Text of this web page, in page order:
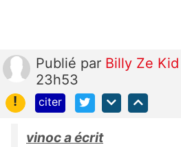
Publié par Billy Ze Kid
23h53
!
citer
vinoc a écrit